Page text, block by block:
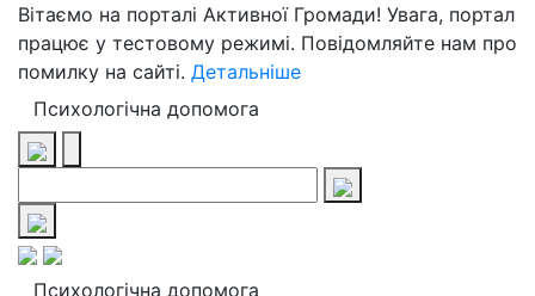
Вітаємо на порталі Активної Громади! Увага, портал
працює у тестовому режимі. Повідомляйте нам про
помилку на сайті. Детальніше
Психологічна допомога
Психологічна допомога